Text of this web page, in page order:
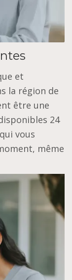
et
la région de
être une
24
vous
même